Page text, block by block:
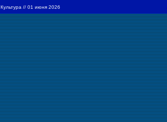
Культура // 01 июня 2026